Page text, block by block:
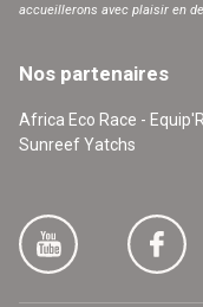
accueillerons avec plaisir en
Nos partenaires
Africa Eco Race -
Sunreef Yatchs